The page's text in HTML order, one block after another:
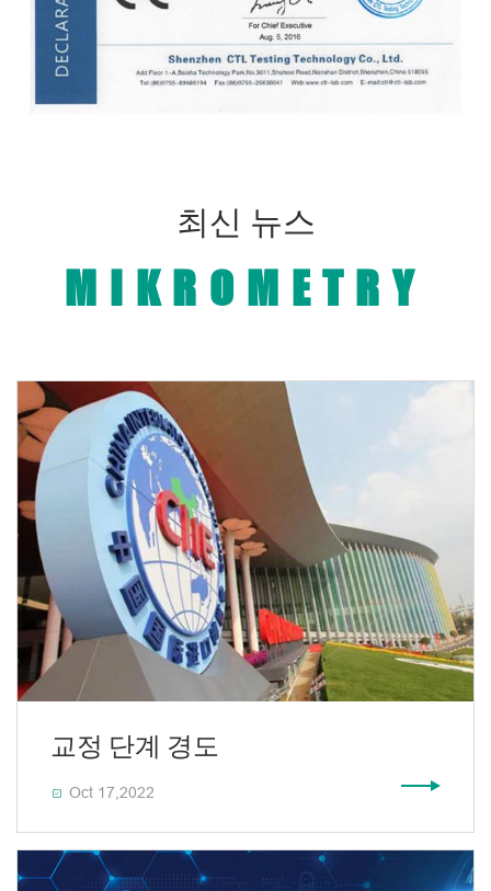
최신 뉴스
MIKROMETRY
교정 단계 경도
 Oct 17,2022